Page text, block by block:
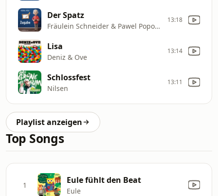
Der Spatz
Fräulein Schneider & Pawel Popolski
13:18
Lisa
Deniz & Ove
13:14
Schlossfest
Nilsen
13:11
Playlist anzeigen
Top Songs
1 Eule fühlt den Beat
Eule